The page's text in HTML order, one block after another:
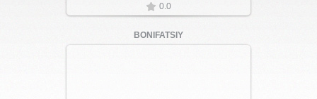
0.0
BONIFATSIY